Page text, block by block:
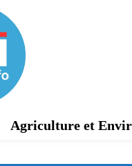
Agriculture et